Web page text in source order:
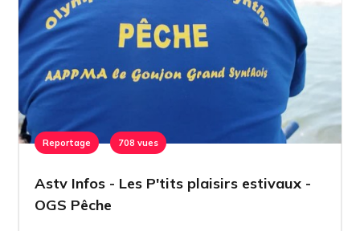
Reportage 708 vues
Astv Infos - Les P'tits plaisirs estivaux -
OGS Pêche